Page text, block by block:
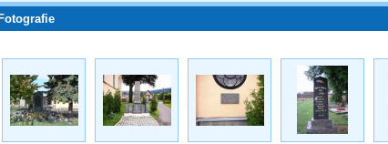
Fotografie